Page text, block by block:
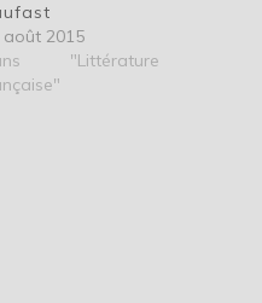
août 2015
"Littérature